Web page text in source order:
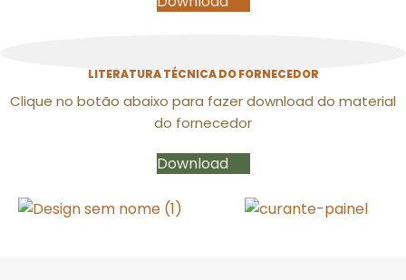
LITERATURA TÉCNICA DO FORNECEDOR
Clique no botão abaixo para fazer download do material
do fornecedor
Download